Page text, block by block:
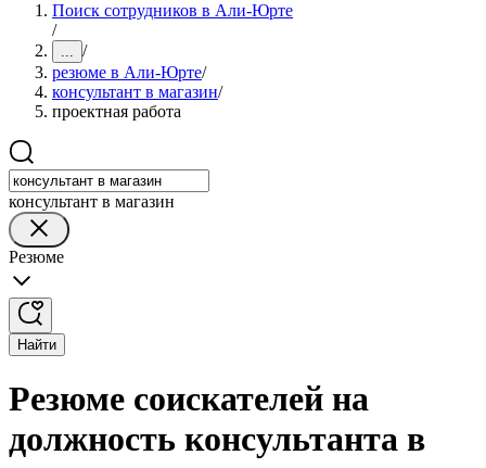
Поиск сотрудников в Али-Юрте
/
... /
резюме в Али-Юрте/
консультант в магазин/
проектная работа
консультант в магазин
Резюме
Найти
Резюме соискателей на
должность консультанта в